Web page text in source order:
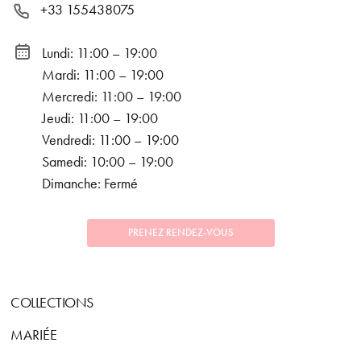
+33 155438075
Lundi: 11:00 – 19:00
Mardi: 11:00 – 19:00
Mercredi: 11:00 – 19:00
Jeudi: 11:00 – 19:00
Vendredi: 11:00 – 19:00
Samedi: 10:00 – 19:00
Dimanche: Fermé
PRENEZ RENDEZ-VOUS
COLLECTIONS
MARIÉE